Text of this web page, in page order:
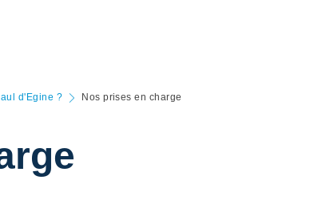
d'Egine ? Nos prises en charge